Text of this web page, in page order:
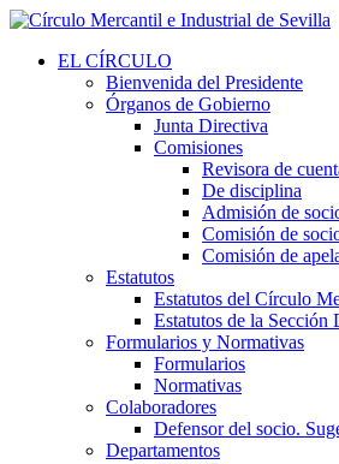
EL CÍRCULO
Bienvenida del Presidente
Órganos de Gobierno
Junta Directiva
Comisiones
Revisora de
De disciplina
Admisión de
Comisión de
Comisión de
Estatutos
Estatutos del Círculo
Estatutos de la
Formularios y Normativas
Formularios
Normativas
Colaboradores
Defensor del socio.
Departamentos